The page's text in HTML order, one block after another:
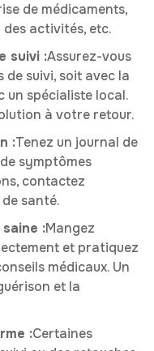
de médicaments,
activités, etc.
suivi :Assurez-vous
suivi, soit avec la
un spécialiste local.
à votre retour.
:Tenez un journal de
symptômes
contactez
santé.
:Mangez
et pratiquez
médicaux. Un
et la
:Certaines